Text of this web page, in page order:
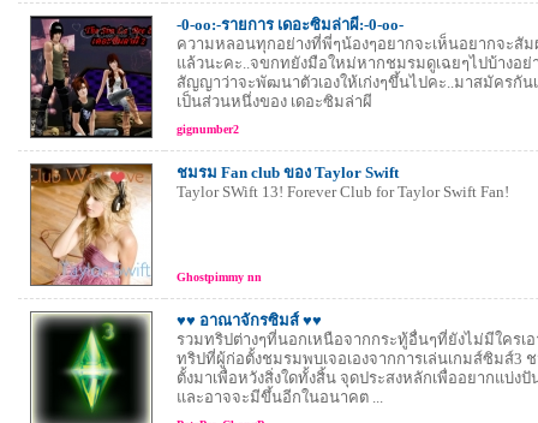
-0-oo:-รายการ เดอะซิมล่าผี:-0-oo-
ความหลอนทุกอย่างที่พี่ๆน้องๆอยากจะเห็นอยากจะสั
แล้วนะคะ..จขกทยังมือใหม่หากชมรมดูเฉยๆไปบ้างอย่
สัญญาว่าจะพัฒนาตัวเองให้เก่งๆขึ้นไปคะ..มาสมัครกัน
เป็นส่วนหนึ่งของ เดอะซิมล่าผี
gignumber2
ชมรม Fan club ของ Taylor Swift
Taylor SWift 13! Forever Club for Taylor Swift Fan!
Ghostpimmy nn
♥♥ อาณาจักรซิมส์ ♥♥
รวมทริปต่างๆที่นอกเหนือจากกระทู้อื่นๆที่ยังไม่มีใครเอ
ทริปที่ผู้ก่อตั้งชมรมพบเจอเองจากการเล่นเกมส์ซิมส์3
ตั้งมาเพื่อหวังสิ่งใดทั้งสิ้น จุดประสงหลักเพื่ออยากแบ่ง
และอาจจะมีขึ้นอีกในอนาคต ...